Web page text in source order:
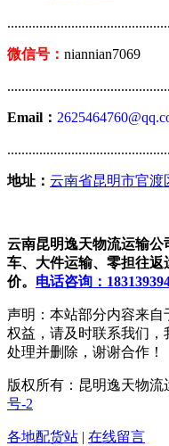
微信号： niannian7069
Email：
地址： 云南省昆明市官渡
云南昆明逸天物流运输
车、大件运输、零担往
价。 电话咨询：
声明：本站部分内容来自
权益，请及时联系我们
处理并删除，谢谢合作！
版权所有：昆明逸天物流
号-2
各地配货站 | 在线留言